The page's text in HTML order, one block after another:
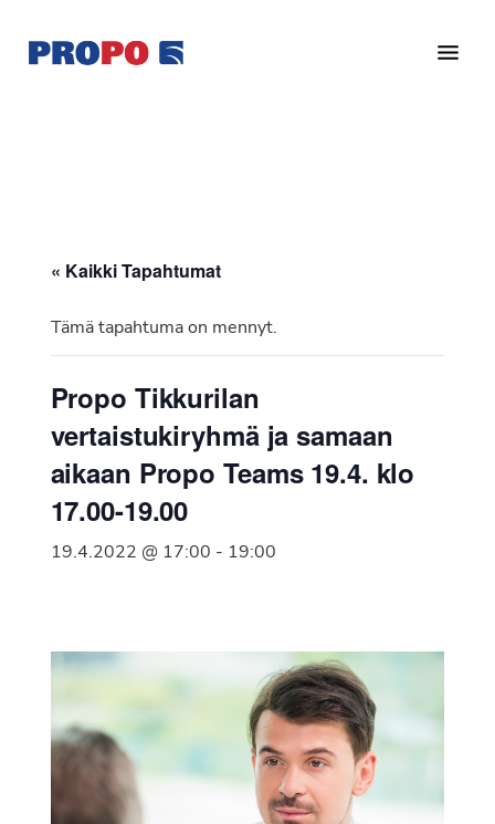
pääsisältöön
alatunnisteeseen
Ry
vuonna
Suomen
Syöpäyhdistyksen
jäsenjärjestö.
« Kaikki Tapahtumat
Tämä tapahtuma on mennyt.
Propo Tikkurilan
vertaistukiryhmä ja samaan
aikaan Propo Teams 19.4. klo
17.00-19.00
19.4.2022 @ 17:00 - 19:00